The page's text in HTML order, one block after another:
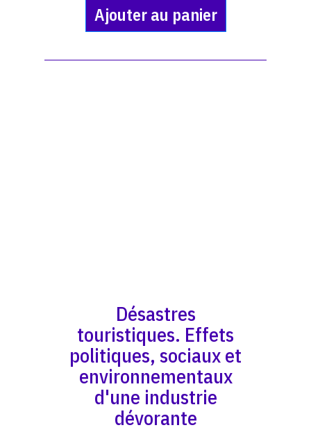
Ajouter au panier
Désastres
touristiques. Effets
politiques, sociaux et
environnementaux
d'une industrie
dévorante